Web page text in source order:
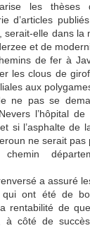
les thèses
d’articles
elle dans la
et de
de fer à
les clous de
aux
ne pas se
l’hôpital
si l’asphalte de
ne serait
a assuré
qui ont été de
rentabilité de
à côté de